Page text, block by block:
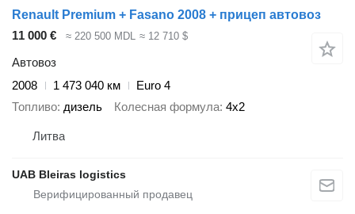
Renault Premium + Fasano 2008 + прицеп автовоз
11 000 €
≈ 220 500 MDL ≈ 12 710 $
Автовоз
2008
1 473 040 км
Euro 4
Топливо дизель Колесная формула 4x2
Литва
UAB Bleiras logistics